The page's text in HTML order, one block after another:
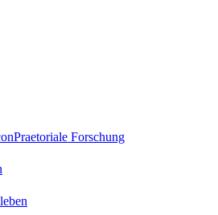
Praetoriale Forschung